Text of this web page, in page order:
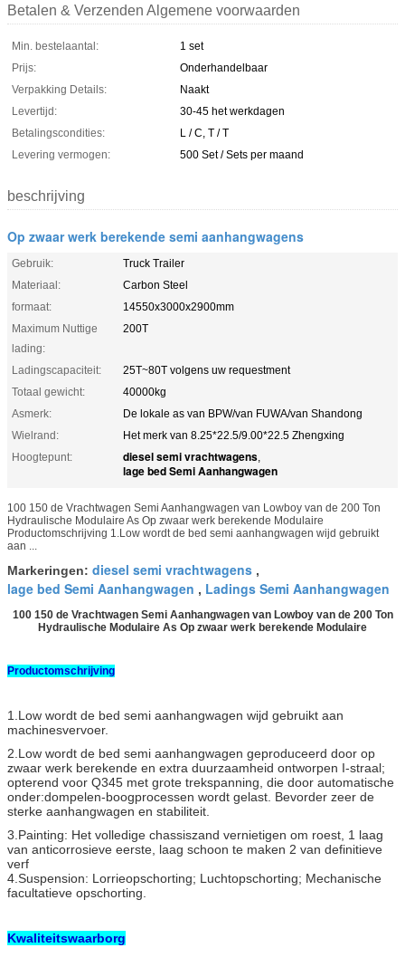
Betalen & Verzenden Algemene voorwaarden
Min. bestelaantal:
1 set
Prijs:
Onderhandelbaar
Verpakking Details:
Naakt
Levertijd:
30-45 het werkdagen
Betalingscondities:
L / C, T / T
Levering vermogen:
500 Set / Sets per maand
beschrijving
Op zwaar werk berekende semi aanhangwagens
Gebruik:
Truck Trailer
Materiaal:
Carbon Steel
formaat:
14550x3000x2900mm
Maximum Nuttige
lading:
200T
Ladingscapaciteit:
25T~80T volgens uw requestment
Totaal gewicht:
40000kg
Asmerk:
De lokale as van BPW/van FUWA/van Shandong
Wielrand:
Het merk van 8.25*22.5/9.00*22.5 Zhengxing
Hoogtepunt:
diesel semi vrachtwagens,
lage bed Semi Aanhangwagen
100 150 de Vrachtwagen Semi Aanhangwagen van Lowboy van de 200 Ton
Hydraulische Modulaire As Op zwaar werk berekende Modulaire
Productomschrijving 1.Low wordt de bed semi aanhangwagen wijd gebruikt
aan ...
Markeringen: diesel semi vrachtwagens ,
lage bed Semi Aanhangwagen , Ladings Semi Aanhangwagen
100 150 de Vrachtwagen Semi Aanhangwagen van Lowboy van de 200 Ton
Hydraulische Modulaire As Op zwaar werk berekende Modulaire
Productomschrijving
1.Low wordt de bed semi aanhangwagen wijd gebruikt aan
machinesvervoer.
2.Low wordt de bed semi aanhangwagen geproduceerd door op
zwaar werk berekende en extra duurzaamheid ontworpen I-straal;
opterend voor Q345 met grote trekspanning, die door automatische
onder:dompelen-boogprocessen wordt gelast. Bevorder zeer de
sterke aanhangwagen en stabiliteit.
3.Painting: Het volledige chassiszand vernietigen om roest, 1 laag
van anticorrosieve eerste, laag schoon te maken 2 van definitieve
verf
4.Suspension: Lorrieopschorting; Luchtopschorting; Mechanische
facultatieve opschorting.
Kwaliteitswaarborg